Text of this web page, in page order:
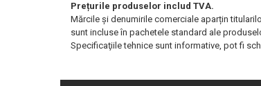
Prețurile produselor includ TVA.
Mărcile și denumirile comerciale aparțin
sunt incluse în pachetele standard ale
Specificaţiile tehnice sunt informative, pot fi